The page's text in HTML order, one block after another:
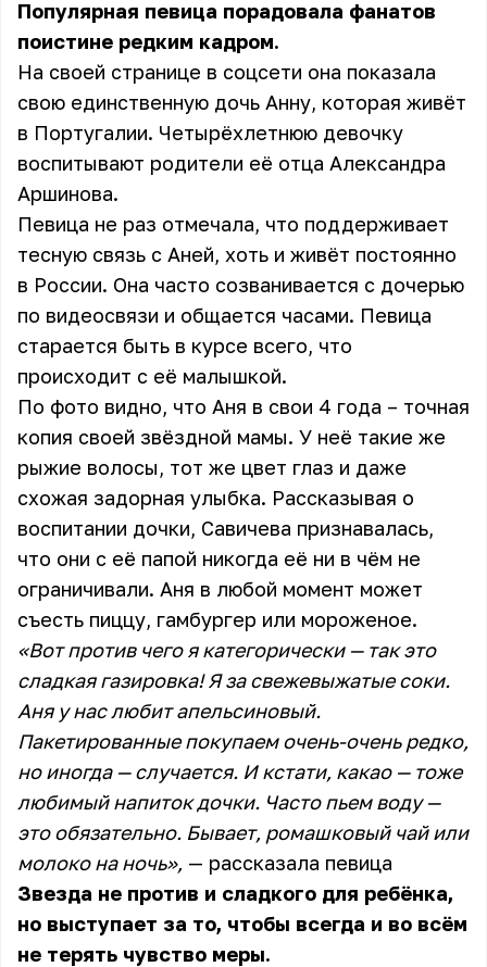
Популярная певица порадовала фанатов
поистине редким кадром.
На своей странице в соцсети она показала
свою единственную дочь Анну, которая живёт
в Португалии. Четырёхлетнюю девочку
воспитывают родители её отца Александра
Аршинова.
Певица не раз отмечала, что поддерживает
тесную связь с Аней, хоть и живёт постоянно
в России. Она часто созванивается с дочерью
по видеосвязи и общается часами. Певица
старается быть в курсе всего, что
происходит с её малышкой.
По фото видно, что Аня в свои 4 года – точная
копия своей звёздной мамы. У неё такие же
рыжие волосы, тот же цвет глаз и даже
схожая задорная улыбка. Рассказывая о
воспитании дочки, Савичева признавалась,
что они с её папой никогда её ни в чём не
ограничивали. Аня в любой момент может
съесть пиццу, гамбургер или мороженое.
«Вот против чего я категорически — так это
сладкая газировка! Я за свежевыжатые соки.
Аня у нас любит апельсиновый.
Пакетированные покупаем очень-очень редко,
но иногда — случается. И кстати, какао — тоже
любимый напиток дочки. Часто пьем воду —
это обязательно. Бывает, ромашковый чай или
молоко на ночь», — рассказала певица
Звезда не против и сладкого для ребёнка,
но выступает за то, чтобы всегда и во всём
не терять чувство меры.